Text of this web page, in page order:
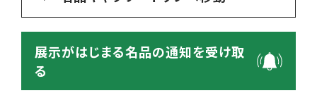
展示がはじまる名品の通知を受け取
る